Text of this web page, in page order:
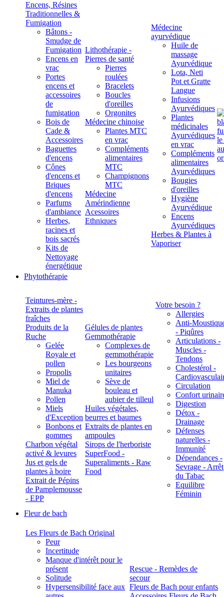
Encens, Résines
Traditionnelles &
Fumigation
Bâtons -
Smudge de
Fumigation
Encens en
vrac
Portes
encens et
accessoires
de
fumigation
Bois de
Cade &
Accessoires
Baguettes
d'encens
Cônes
d'encens et
Briques
d'encens
Parfums
d'ambiance
Herbes,
racines et
bois sacrés
Kits de
Nettoyage
énergétique
Lithothérapie -
Pierres de santé
Pierres
roulées
Bracelets
Boucles
d'oreilles
Orgonites
Médecine chinoise
Plantes MTC
en vrac
Compléments
alimentaires
MTC
Champignons
MTC
Médecine
Amérindienne
Acessoires
Ethniques
Médecine
ayurvédique
Huile de
massage
Ayurvédique
Lota, Neti
Pot et Gratte
Langue
Infusions
Ayurvédiques
Plantes
médicinales
Ayurvédiques
en vrac
Compléments
alimentaires
Ayurvédiques
Bougies
d'oreilles
Hygiène
Ayurvédique
Encens
Ayurvédiques
Herbes & Plantes à
Vaporiser
Phytothérapie
Teintures-mère -
Extraits de plantes
fraîches
Produits de la
Ruche
Gelée
Royale et
pollen
Propolis
Miel de
Manuka
Pollen
Miels
d'Exception
Bonbons et
gommes
Charbon végétal
activé & levures
Jus et gels de
plantes à boire
Extrait de Pépins
de Pamplemousse
- EPP
Gélules de plantes
Gemmothérapie
Complexes de
gemmothérapie
Les bourgeons
unitaires
Sève de
bouleau et
aubier de tilleul
Huiles végétales,
beurres et baumes
Extraits de plantes en
ampoules
Sirops de l'herboriste
SuperFood -
Superaliments - Raw
Food
Votre besoin ?
Allergies
Anti-
- Piqûres
Articulations -
Muscles -
Tendons
Cholestérol -
Circulation
Confort
Digestion
Détox -
Drainage
Défenses
naturelles -
Immunité
Dépendances -
Sevrage - Arrêt
du Tabac
Equilibre
Féminin
Fleur de bach
Les Fleurs de Bach Original
Peur
Incertitude
Manque d'intérêt pour le
présent
Solitude
Hypersensibilité face aux
Rescue - Remèdes de
secour
Fleurs de Bach pour enfants